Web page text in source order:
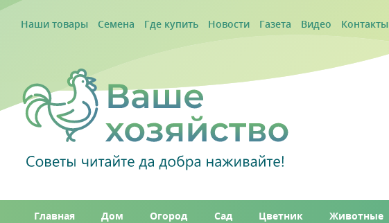
Наши товары Семена Где купить Новости Газета Видео Контакты
Главная Дом Огород Сад Цветник Животные